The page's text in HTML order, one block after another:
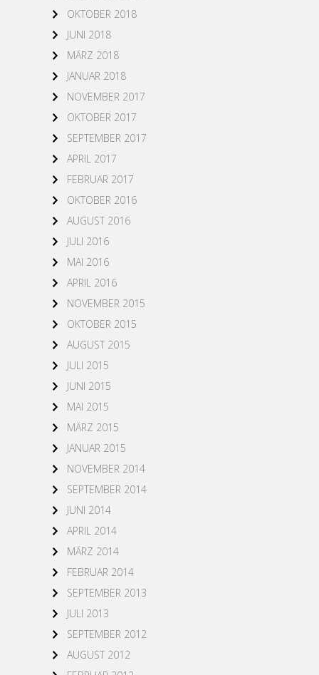
OKTOBER 2018
JUNI 2018
MÄRZ 2018
JANUAR 2018
NOVEMBER 2017
OKTOBER 2017
SEPTEMBER 2017
APRIL 2017
FEBRUAR 2017
OKTOBER 2016
AUGUST 2016
JULI 2016
MAI 2016
APRIL 2016
NOVEMBER 2015
OKTOBER 2015
AUGUST 2015
JULI 2015
JUNI 2015
MAI 2015
MÄRZ 2015
JANUAR 2015
NOVEMBER 2014
SEPTEMBER 2014
JUNI 2014
APRIL 2014
MÄRZ 2014
FEBRUAR 2014
SEPTEMBER 2013
JULI 2013
SEPTEMBER 2012
AUGUST 2012